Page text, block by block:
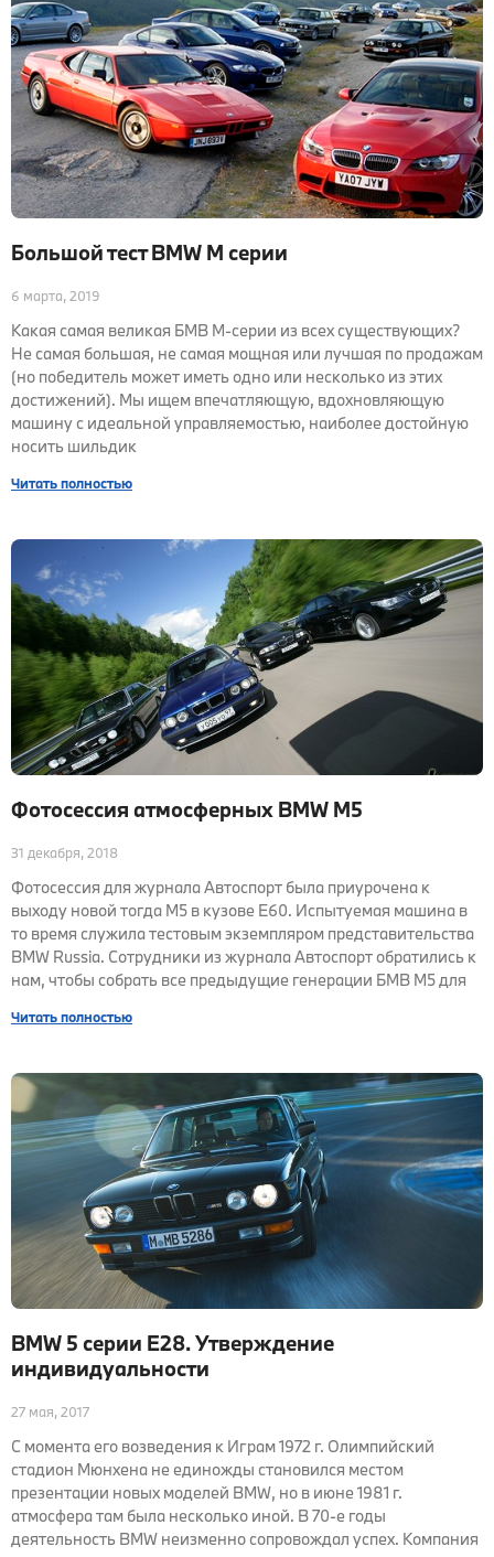
Большой тест BMW M серии
6 марта, 2019
Какая самая великая БМВ М-серии из всех существующих?
Не самая большая, не самая мощная или лучшая по продажам
(но победитель может иметь одно или несколько из этих
достижений). Мы ищем впечатляющую, вдохновляющую
машину с идеальной управляемостью, наиболее достойную
носить шильдик
Читать полностью
Фотосессия атмосферных BMW M5
31 декабря, 2018
Фотосессия для журнала Автоспорт была приурочена к
выходу новой тогда M5 в кузове E60. Испытуемая машина в
то время служила тестовым экземпляром представительства
BMW Russia. Сотрудники из журнала Автоспорт обратились к
нам, чтобы собрать все предыдущие генерации БМВ М5 для
Читать полностью
BMW 5 серии E28. Утверждение
индивидуальности
27 мая, 2017
С момента его возведения к Играм 1972 г. Олимпийский
стадион Мюнхена не единожды становился местом
презентации новых моделей BMW, но в июне 1981 г.
атмосфера там была несколько иной. В 70-е годы
деятельность BMW неизменно сопровождал успех. Компания